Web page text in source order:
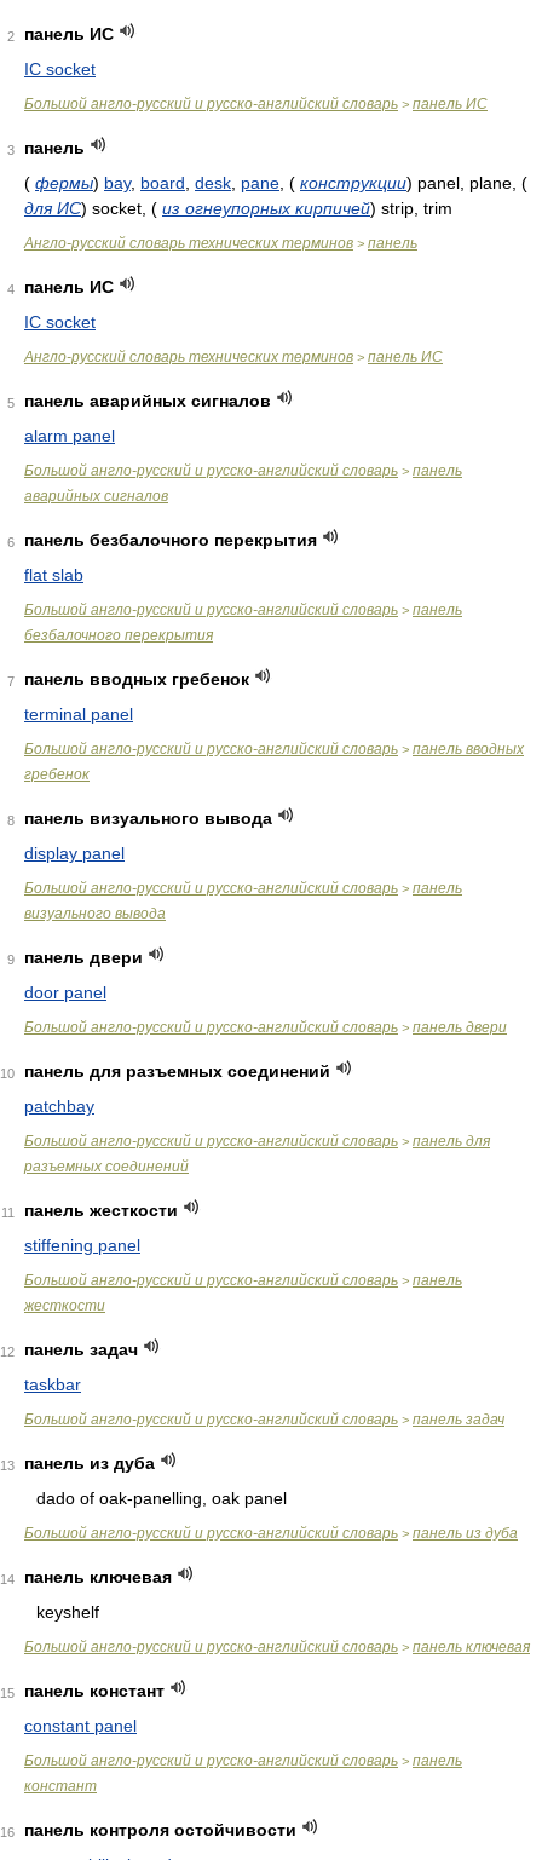
2
панель ИС
IC socket
Большой англо-русский и русско-английский словарь > панель ИС
3
панель
( фермы) bay, board desk pane ( конструкции) panel, plane, (
для ИС) socket, ( из огнеупорных кирпичей) strip, trim
Англо-русский словарь технических терминов > панель
4
панель ИС
IC socket
Англо-русский словарь технических терминов > панель ИС
5
панель аварийных сигналов
alarm panel
Большой англо-русский и русско-английский словарь > панель
аварийных сигналов
6
панель безбалочного перекрытия
flat slab
Большой англо-русский и русско-английский словарь > панель
безбалочного перекрытия
7
панель вводных гребенок
terminal panel
Большой англо-русский и русско-английский словарь > панель вводных
гребенок
8
панель визуального вывода
display panel
Большой англо-русский и русско-английский словарь > панель
визуального вывода
9
панель двери
door panel
Большой англо-русский и русско-английский словарь > панель двери
10
панель для разъемных соединений
patchbay
Большой англо-русский и русско-английский словарь > панель для
разъемных соединений
11
панель жесткости
stiffening panel
Большой англо-русский и русско-английский словарь > панель
жесткости
12
панель задач
taskbar
Большой англо-русский и русско-английский словарь > панель задач
13
панель из дуба
dado of oak-panelling, oak panel
Большой англо-русский и русско-английский словарь > панель из дуба
14
панель ключевая
keyshelf
Большой англо-русский и русско-английский словарь > панель ключевая
15
панель констант
constant panel
Большой англо-русский и русско-английский словарь > панель
констант
16
панель контроля остойчивости